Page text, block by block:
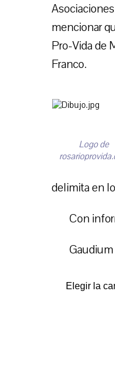
mencionar
Pro-Vida de
Franco.
Logo de
delimita en
Con